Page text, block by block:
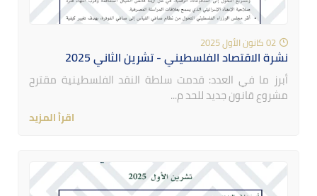
02 كانون الأول 2025
نشرة الاقتصاد الفلسطيني - تشرين الثاني 2025
أبرز ما في العدد: قدمت سلطة النقد الفلسطينية مقترح
مشروع قانون جديد للحد م...
اقرأ المزيد